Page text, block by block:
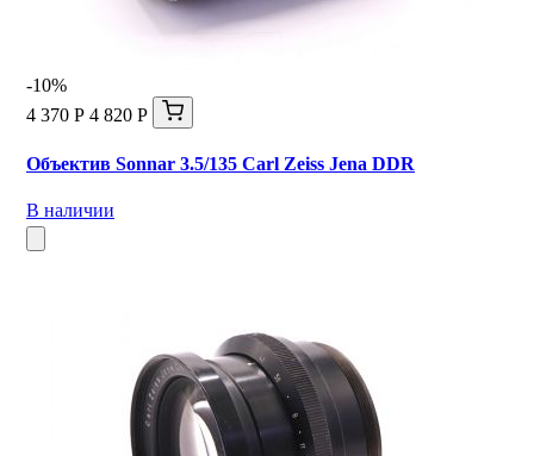
-10%
4 370 Р 4 820 Р
Объектив Sonnar 3.5/135 Carl Zeiss Jena DDR
В наличии